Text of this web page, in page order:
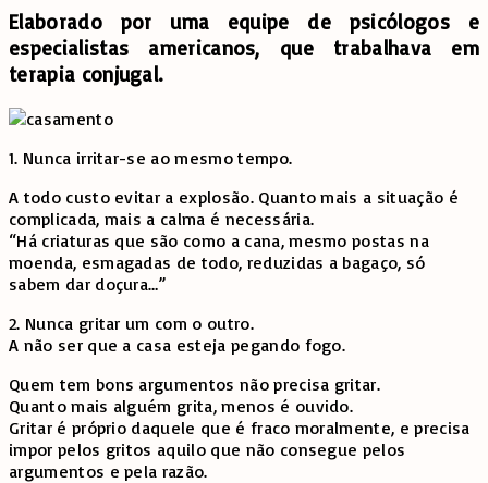
Elaborado por uma equipe de psicólogos e
especialistas americanos, que trabalhava em
terapia conjugal.
1. Nunca irritar-se ao mesmo tempo.
A todo custo evitar a explosão. Quanto mais a situação é
complicada, mais a calma é necessária.
“Há criaturas que são como a cana, mesmo postas na
moenda, esmagadas de todo, reduzidas a bagaço, só
sabem dar doçura…”
2. Nunca gritar um com o outro.
A não ser que a casa esteja pegando fogo.
Quem tem bons argumentos não precisa gritar.
Quanto mais alguém grita, menos é ouvido.
Gritar é próprio daquele que é fraco moralmente, e precisa
impor pelos gritos aquilo que não consegue pelos
argumentos e pela razão.